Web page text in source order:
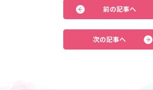
前の記事へ
次の記事へ